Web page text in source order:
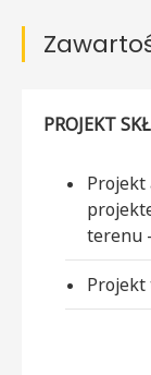
PROJEKT
Projekt
terenu
Projekt